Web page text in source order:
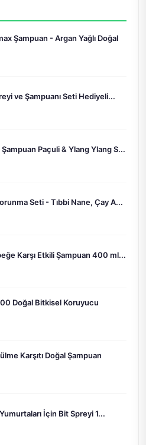
Şampuan - Argan Yağlı Doğal
ve Şampuanı Seti Hediyeli...
Paçuli & Ylang Ylang S...
Seti - Tıbbi Nane, Çay A...
Karşı Etkili Şampuan 400 ml...
Doğal Bitkisel Koruyucu
Karşıtı Doğal Şampuan
İçin Bit Spreyi 1...